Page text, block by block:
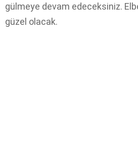
gülmeye devam edeceksiniz.
güzel olacak.